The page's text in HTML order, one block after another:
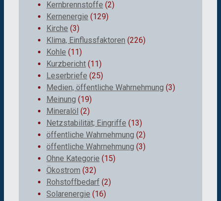
Kernbrennstoffe (2)
Kernenergie (129)
Kirche (3)
Klima, Einflussfaktoren (226)
Kohle (11)
Kurzbericht (11)
Leserbriefe (25)
Medien, öffentliche Wahrnehmung (3)
Meinung (19)
Mineralöl (2)
Netzstabilität; Eingriffe (13)
öffentliche Wahrnehmung (2)
öffentliche Wahrnehmung (3)
Ohne Kategorie (15)
Ökostrom (32)
Rohstoffbedarf (2)
Solarenergie (16)